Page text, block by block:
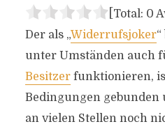
[Total: 0
Der als „Widerrufsjoker
unter Umständen auch
Besitzerfunktionieren,
Bedingungen gebunden
an vielen Stellen noch